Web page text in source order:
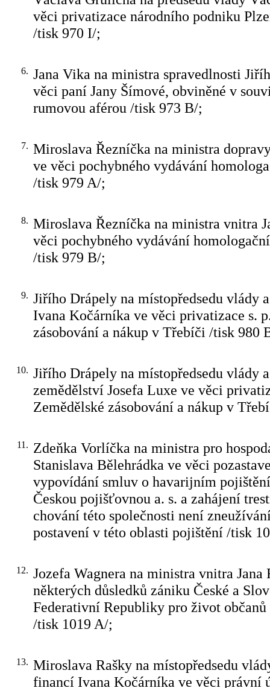
věci privatizace národního podniku
/tisk 970 I/;
6. Jana Vika na ministra spravedlnosti
věci paní Jany Šímové, obviněné v
rumovou aférou /tisk 973 B/;
7. Miroslava Řezníčka na ministra
ve věci pochybného vydávání
/tisk 979 A/;
8. Miroslava Řezníčka na ministra vnitra
věci pochybného vydávání
/tisk 979 B/;
9. Jiřího Drápely na místopředsedu vlády
Ivana Kočárníka ve věci privatizace s.
zásobování a nákup v Třebíči /tisk 980
10. Jiřího Drápely na místopředsedu vlády
zemědělství Josefa Luxe ve věci
Zemědělské zásobování a nákup v
11. Zdeňka Vorlíčka na ministra pro
Stanislava Bělehrádka ve věci
vypovídání smluv o havarijním
Českou pojišťovnou a. s. a zahájení
chování této společnosti není
postavení v této oblasti pojištění /tisk
12. Jozefa Wagnera na ministra vnitra Jana
některých důsledků zániku České a
Federativní Republiky pro život občanů
/tisk 1019 A/;
13. Miroslava Rašky na místopředsedu
financí Ivana Kočárníka ve věci právní